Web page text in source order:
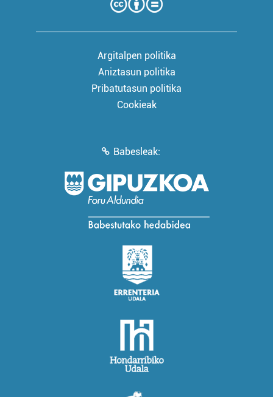
Argitalpen politika
Aniztasun politika
Pribatutasun politika
Cookieak
Babesleak: